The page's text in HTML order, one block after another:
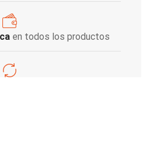
en todos los productos